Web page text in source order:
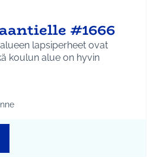
#1666
lapsiperheet ovat
koulun alue on hyvin
mukaan: Hyrylä
teeman mukaan: Infra ja liikenne